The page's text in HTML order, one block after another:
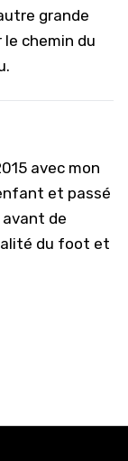
grande
chemin du
avec mon
et passé
avant de
du foot et